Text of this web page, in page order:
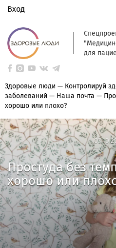
Вход
для
Здоровые люди — Контролируй
заболеваний — Наша почта —
хорошо или плохо?
Простуда без
хорошо или